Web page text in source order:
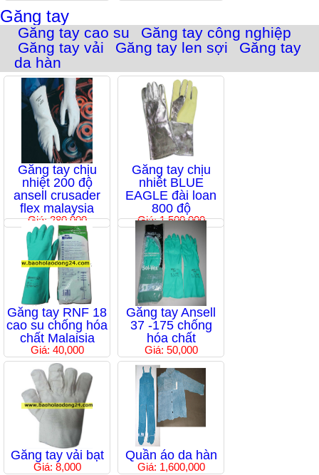
Găng tay
Găng tay cao su
Găng tay công nghiệp
Găng tay vải
Găng tay len sợi
Găng tay
da hàn
Găng tay chịu
nhiệt 200 độ
ansell crusader
flex malaysia
Giá: 280,000
Găng tay chịu
nhiêt BLUE
EAGLE đài loan
800 độ
Giá: 1,500,000
Găng tay RNF 18
cao su chống hóa
chất Malaisia
Giá: 40,000
Găng tay Ansell
37 -175 chống
hóa chất
Giá: 50,000
Găng tay vải bạt
Giá: 8,000
Quần áo da hàn
Giá: 1,600,000